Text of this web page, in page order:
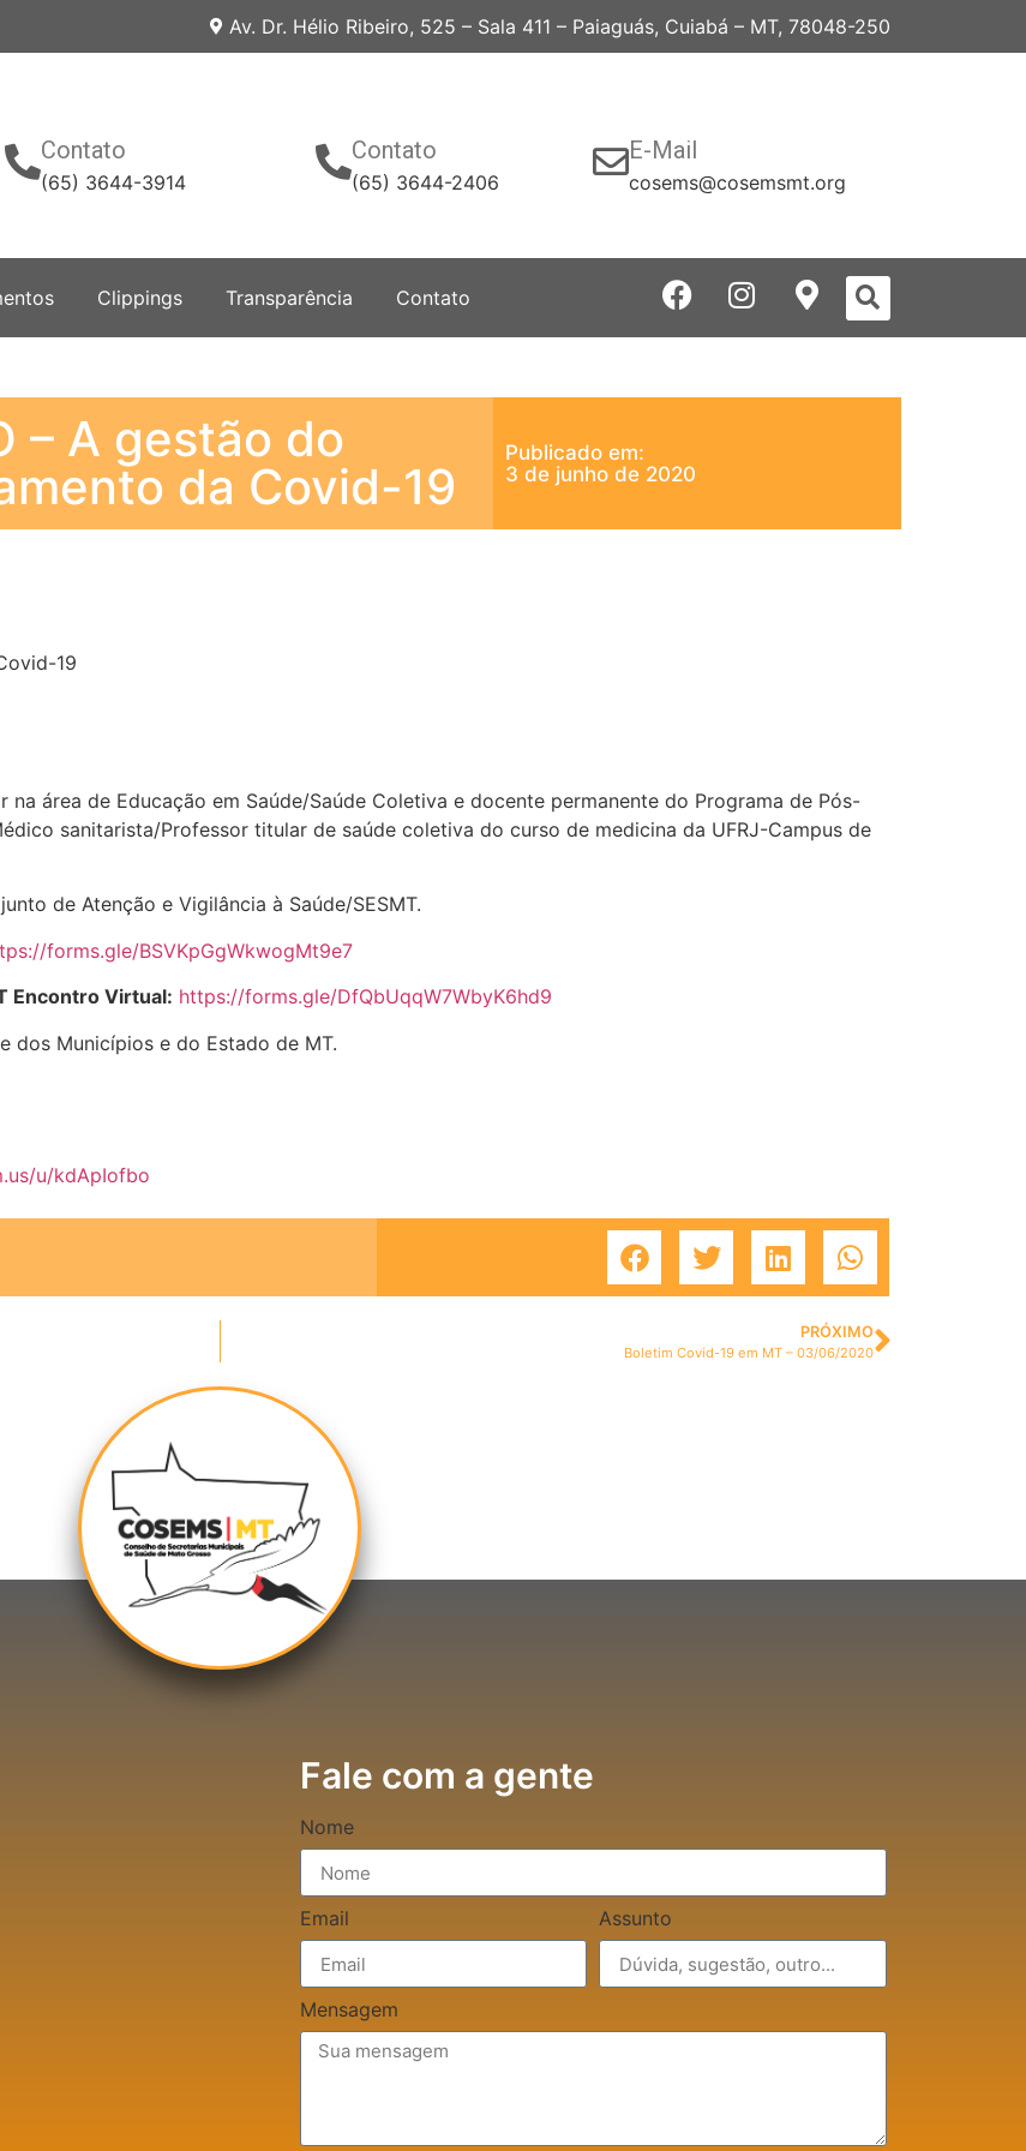
Av. Dr. Hélio Ribeiro, 525 – Sala 411 – Paiaguás, Cuiabá – MT, 78048-250
Contato
(65) 3644-3914
Contato
(65) 3644-2406
E-Mail
cosems@cosemsmt.org
Clippings Transparência Contato
– A gestão do
da Covid-19
Publicado em:
3 de junho de 2020
19
na área de Educação em Saúde/Saúde Coletiva e docente permanente do Programa de Pós-
sanitarista/Professor titular de saúde coletiva do curso de medicina da UFRJ-Campus de
de Atenção e Vigilância à Saúde/SESMT.
forms.gle/BSVKpGgWkwogMt9e7
Encontro Virtual: https://forms.gle/DfQbUqqW7WbyK6hd9
dos Municípios e do Estado de MT.
u/kdApIofbo
PRÓXIMO
Boletim Covid-19 em MT – 03/06/2020
Fale com a gente
Nome
Email Assunto
Mensagem